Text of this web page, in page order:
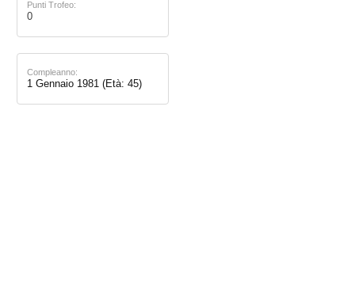
Punti Trofeo:
0
Compleanno:
1 Gennaio 1981 (Età: 45)